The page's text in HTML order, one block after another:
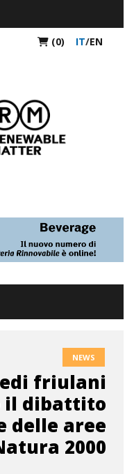
(0) IT/EN
NEWS
friulani
il dibattito
delle aree
2000